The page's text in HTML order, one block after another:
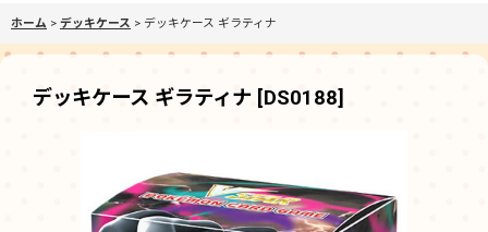
ホーム > デッキケース > デッキケース ギラティナ
デッキケース ギラティナ [DS0188]